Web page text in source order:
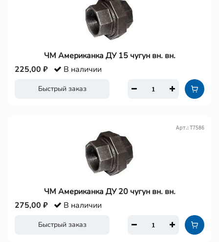
ЧМ Американка ДУ 15 чугун вн. вн.
Быстрый заказ
225,00 ₽ В наличии
ЧМ Американка ДУ 20 чугун вн. вн.
Арт.: Т7586
Быстрый заказ
275,00 ₽ В наличии